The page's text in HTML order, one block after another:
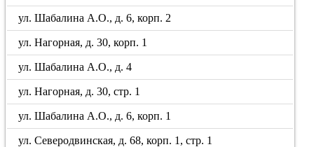
ул. Шабалина А.О., д. 6, корп. 2
ул. Нагорная, д. 30, корп. 1
ул. Шабалина А.О., д. 4
ул. Нагорная, д. 30, стр. 1
ул. Шабалина А.О., д. 6, корп. 1
ул. Северодвинская, д. 68, корп. 1, стр. 1